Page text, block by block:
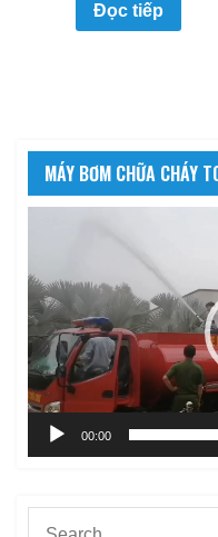
Đọc tiếp
MÁY BƠM CHỮA CHÁY
Video
00:00